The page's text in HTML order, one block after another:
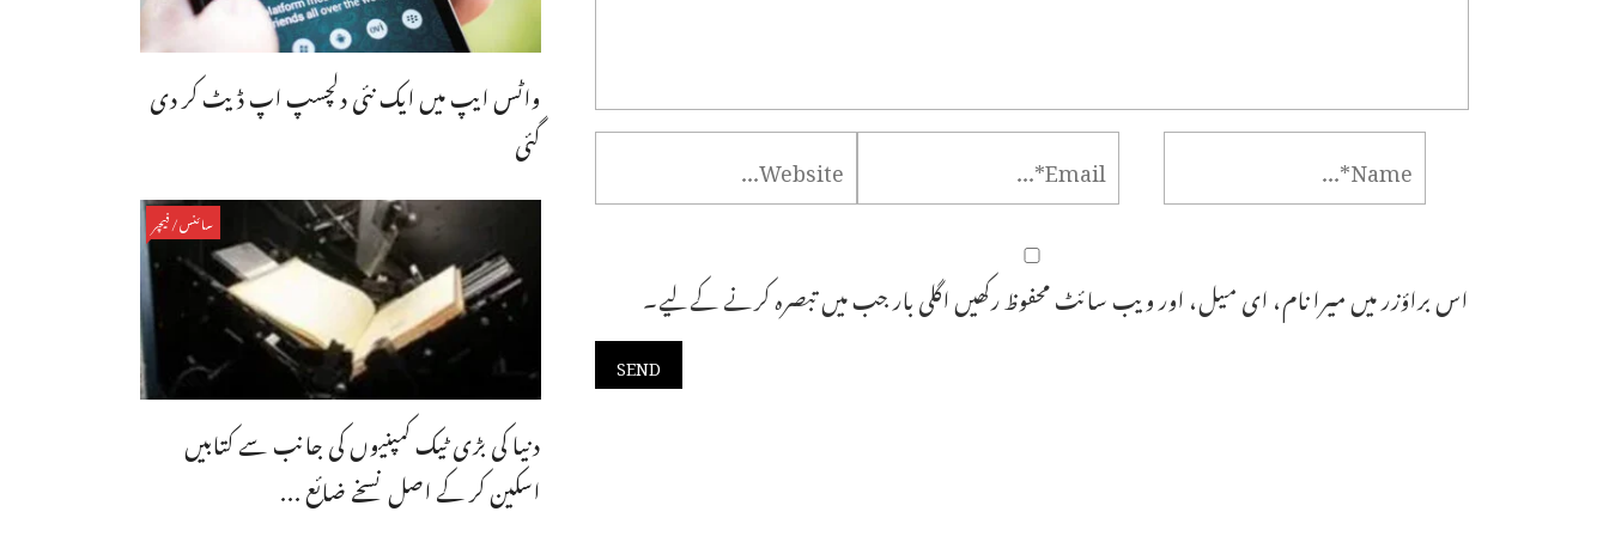
اس براؤزر میں میرا نام، ای میل، اور ویب سائٹ محفوظ رکھیں اگلی بار جب میں تبصرہ کرنے کےلیے۔
واٹس ایپ میں ایک نئی دلچسپ اپ ڈیٹ کر دی
گئی
سائنس/فیچر
دنیا کی بڑی ٹیک کمپنیوں کی جانب سے کتابیں
اسکین کر کے اصل نسخے ضائع ...